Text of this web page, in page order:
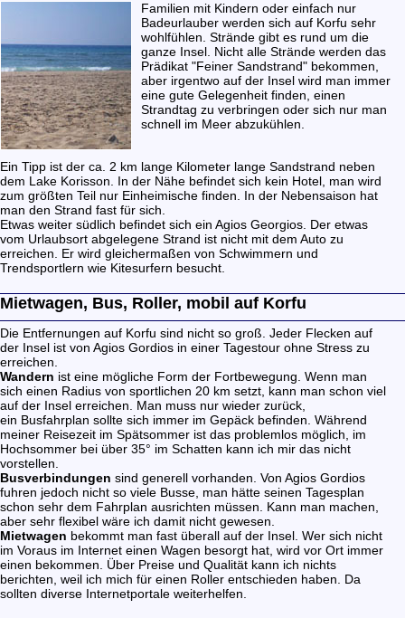
Familien mit Kindern oder einfach nur
Badeurlauber werden sich auf Korfu sehr
wohlfühlen. Strände gibt es rund um die
ganze Insel. Nicht alle Strände werden das
Prädikat "Feiner Sandstrand" bekommen,
aber irgentwo auf der Insel wird man immer
eine gute Gelegenheit finden, einen
Strandtag zu verbringen oder sich nur man
schnell im Meer abzukühlen.
Ein Tipp ist der ca. 2 km lange Kilometer lange Sandstrand neben
dem Lake Korisson. In der Nähe befindet sich kein Hotel, man wird
zum größten Teil nur Einheimische finden. In der Nebensaison hat
man den Strand fast für sich.
Etwas weiter südlich befindet sich ein Agios Georgios. Der etwas
vom Urlaubsort abgelegene Strand ist nicht mit dem Auto zu
erreichen. Er wird gleichermaßen von Schwimmern und
Trendsportlern wie Kitesurfern besucht.
Mietwagen, Bus, Roller, mobil auf Korfu
Die Entfernungen auf Korfu sind nicht so groß. Jeder Flecken auf
der Insel ist von Agios Gordios in einer Tagestour ohne Stress zu
erreichen.
Wandern ist eine mögliche Form der Fortbewegung. Wenn man
sich einen Radius von sportlichen 20 km setzt, kann man schon viel
auf der Insel erreichen. Man muss nur wieder zurück,
ein Busfahrplan sollte sich immer im Gepäck befinden. Während
meiner Reisezeit im Spätsommer ist das problemlos möglich, im
Hochsommer bei über 35° im Schatten kann ich mir das nicht
vorstellen.
Busverbindungen sind generell vorhanden. Von Agios Gordios
fuhren jedoch nicht so viele Busse, man hätte seinen Tagesplan
schon sehr dem Fahrplan ausrichten müssen. Kann man machen,
aber sehr flexibel wäre ich damit nicht gewesen.
Mietwagen bekommt man fast überall auf der Insel. Wer sich nicht
im Voraus im Internet einen Wagen besorgt hat, wird vor Ort immer
einen bekommen. Über Preise und Qualität kann ich nichts
berichten, weil ich mich für einen Roller entschieden haben. Da
sollten diverse Internetportale weiterhelfen.